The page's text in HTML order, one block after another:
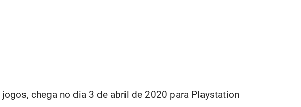
chega no dia 3 de abril de 2020 para Playstation